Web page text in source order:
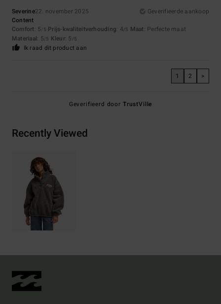
Severine22. november 2025
Geverifieerde aankoop
Content
Comfort: 5/5 Prijs-kwaliteitverhouding: 4/5 Maat: Perfecte maat
Materiaal: 5/5 Kleur: 5 /5
Ik raad dit product aan
1 2 >
Geverifieerd door TrustVille
Recently Viewed